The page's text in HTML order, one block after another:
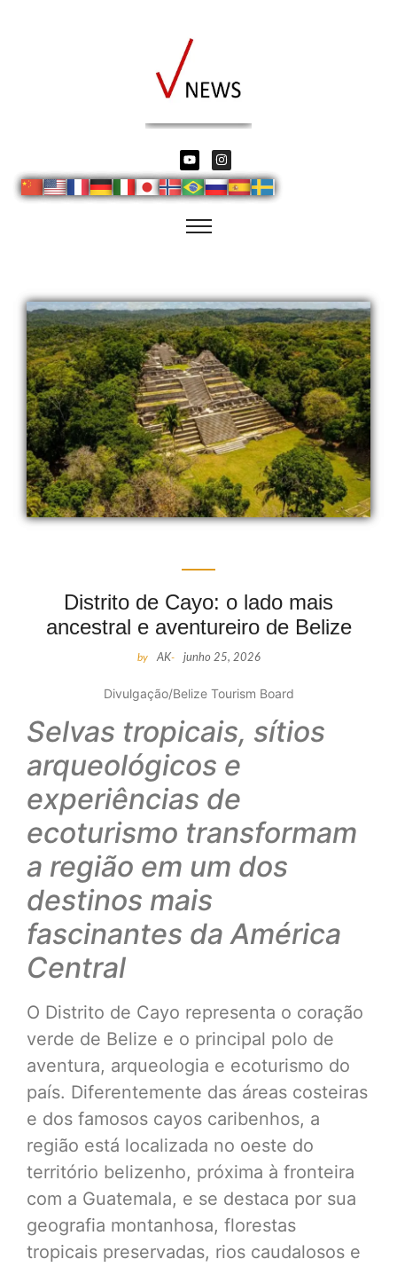
Distrito de Cayo: o lado mais
ancestral e aventureiro de Belize
by AK- junho 25, 2026
Divulgação/Belize Tourism Board
Selvas tropicais, sítios
arqueológicos e
experiências de
ecoturismo transformam
a região em um dos
destinos mais
fascinantes da América
Central
O Distrito de Cayo representa o coração
verde de Belize e o principal polo de
aventura, arqueologia e ecoturismo do
país. Diferentemente das áreas costeiras
e dos famosos cayos caribenhos, a
região está localizada no oeste do
território belizenho, próxima à fronteira
com a Guatemala, e se destaca por sua
geografia montanhosa, florestas
tropicais preservadas, rios caudalosos e